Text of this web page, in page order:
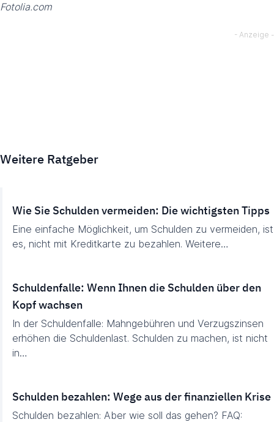
Fotolia.com
Weitere Ratgeber
Wie Sie Schulden vermeiden: Die wichtigsten Tipps
Eine einfache Möglichkeit, um Schulden zu vermeiden, ist
es, nicht mit Kreditkarte zu bezahlen. Weitere…
Schuldenfalle: Wenn Ihnen die Schulden über den
Kopf wachsen
In der Schuldenfalle: Mahngebühren und Verzugszinsen
erhöhen die Schuldenlast. Schulden zu machen, ist nicht
in…
Schulden bezahlen: Wege aus der finanziellen Krise
Schulden bezahlen: Aber wie soll das gehen? FAQ: